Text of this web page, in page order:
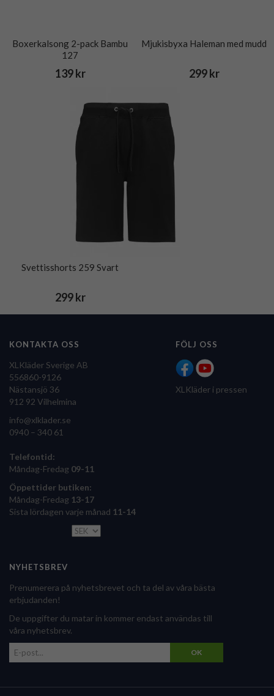
Boxerkalsong 2-pack Bambu
127
139 kr
Mjukisbyxa Haleman med mudd
299 kr
Svettisshorts 259 Svart
299 kr
KONTAKTA OSS
XLKläder Sverige AB
556860-9126
Nästansjö 36
912 92 Vilhelmina
info@xlklader.se
0940 – 340 61
Telefontid:
Måndag-Fredag 09-11
Öppettider butiken:
Måndag-Fredag 13-17
Sista lördagen varje månad 11-14
FÖLJ OSS
XLKläder i pressen
NYHETSBREV
Prenumerera på nyhetsbrevet och ta del av våra bästa
erbjudanden!
De uppgifter du matar in kommer endast användas till
våra nyhetsbrev.
OK